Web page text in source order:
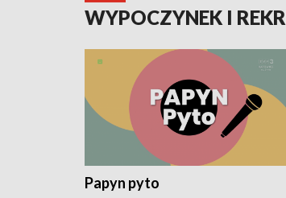
WYPOCZYNEK I
Papyn pyto